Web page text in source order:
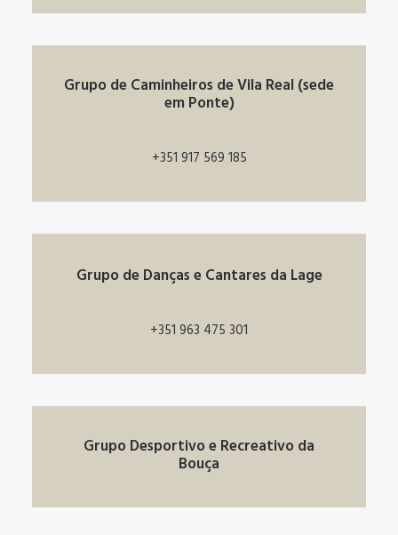
Grupo de Caminheiros de Vila Real (sede
em Ponte)
+351 917 569 185
Grupo de Danças e Cantares da Lage
+351 963 475 301
Grupo Desportivo e Recreativo da
Bouça